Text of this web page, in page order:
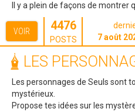
Il y a plein de façons de montrer
VOIR 4476
POSTS
7 août
LES
Les personnages de Seuls sont
mystérieux.
Propose tes idées sur les